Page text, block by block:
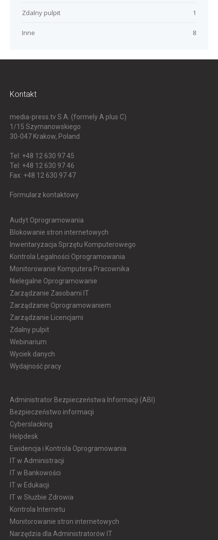
1
Zdalny pulpit
8
Inne
Kontakt
media-press.tv S.A. (formely A plus C)
1/15 Szymanowskiego
30-047 Krakow, Poland
Tel: +48 12 630 97 45
Tel: +48 12 630 97 46
Fax: +48 12 630 97 47
Formularz kontaktowy
Audyt Oprogramowania
Blokowanie stron internetowych
Inwentaryzacja Sprzętu Komputerowego
Kontrola Legalności Oprogramowania
Monitorowanie Komputera Pracownika
Nielegalne Oprogramowanie
Zarządzanie Zasobami IT
Zarządzanie Oprogramowaniem
Zarządzanie Licencjami
Zdalny pulpit
Webinarium
Wyciek danych
Wydajność pracy
Administrator Bezpieczeństwa Informacji (ABI)
Bezpieczeństwo informacji
Cyberslacking
Helpdesk
Ewidencja i Kontrola Oprogramowania
IT w Administracji
IT w Bankowości
IT w Edukacji
IT w Służbie Zdrowia
Kontrola Internetu
Monitorowanie stron internetowych
Narzędzia dla Administratorów IT